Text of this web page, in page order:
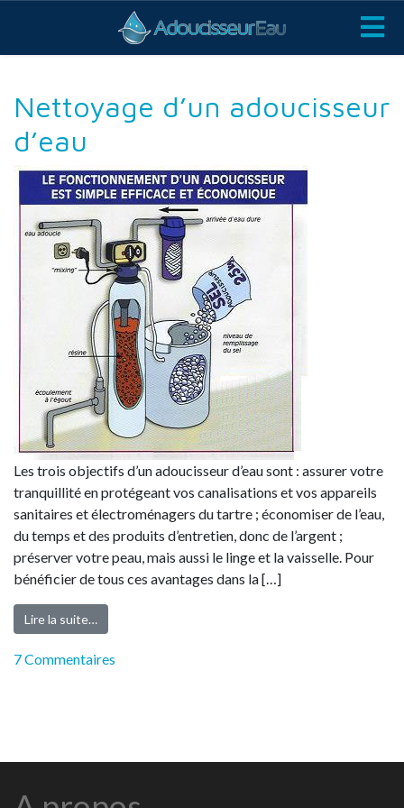
Nettoyage d’un adoucisseur
d’eau
Les trois objectifs d’un adoucisseur d’eau sont : assurer votre
tranquillité en protégeant vos canalisations et vos appareils
sanitaires et électroménagers du tartre ; économiser de l’eau,
du temps et des produits d’entretien, donc de l’argent ;
préserver votre peau, mais aussi le linge et la vaisselle. Pour
bénéficier de tous ces avantages dans la […]
Lire la suite…
7 Commentaires